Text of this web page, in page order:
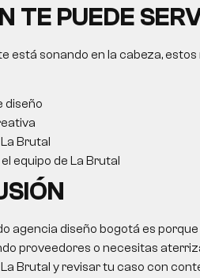
TE PUEDE
está sonando en la cabeza,
diseño
Brutal
equipo de La Brutal
agencia diseño bogotá es
proveedores o necesitas
Brutal y revisar tu caso con